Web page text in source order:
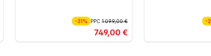
-31% PPC1 099,00 €
749,00 €
-